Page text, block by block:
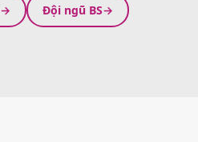
Đội ngũ BS